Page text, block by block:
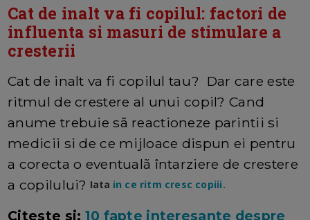
Cat de inalt va fi copilul: factori de
influenta si masuri de stimulare a
cresterii
Cat de inalt va fi copilul tau? Dar care este
ritmul de crestere al unui copil? Cand
anume trebuie sã reactioneze parintii si
medicii si de ce mijloace dispun ei pentru
a corecta o eventualã întarziere de crestere
a copilului? Iata in ce ritm cresc copiii.
Citeste si: 10 fapte interesante despre